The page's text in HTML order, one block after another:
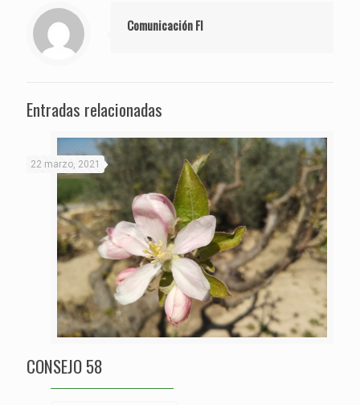
Comunicación FI
Entradas relacionadas
22 marzo, 2021
CONSEJO 58